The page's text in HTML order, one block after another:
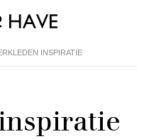
INSPIRATIE